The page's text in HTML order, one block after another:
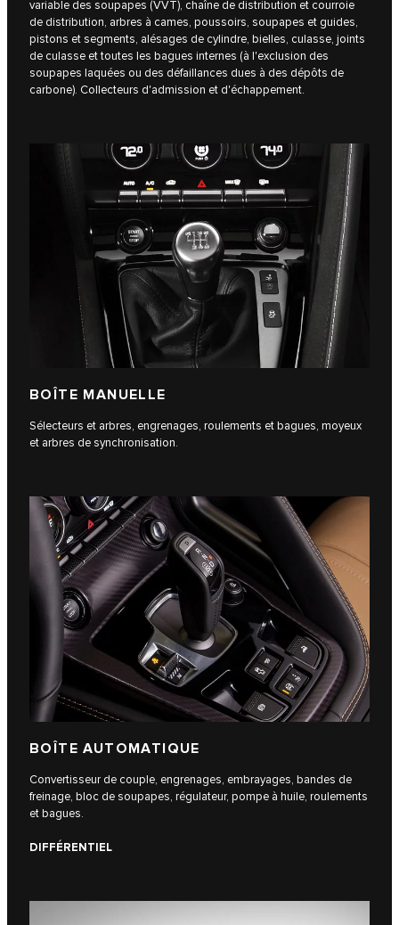
variable des soupapes (VVT), chaîne de distribution et courroie
de distribution, arbres à cames, poussoirs, soupapes et guides,
pistons et segments, alésages de cylindre, bielles, culasse, joints
de culasse et toutes les bagues internes (à l'exclusion des
soupapes laquées ou des défaillances dues à des dépôts de
carbone). Collecteurs d'admission et d'échappement.
BOÎTE MANUELLE
Sélecteurs et arbres, engrenages, roulements et bagues, moyeux
et arbres de synchronisation.
BOÎTE AUTOMATIQUE
Convertisseur de couple, engrenages, embrayages, bandes de
freinage, bloc de soupapes, régulateur, pompe à huile, roulements
et bagues.
DIFFÉRENTIEL